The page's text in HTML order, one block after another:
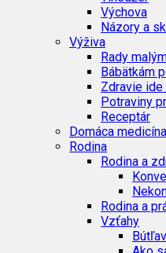
Výchova
Názory a
Výživa
Rady
Bábätkám
Zdravie
Potraviny
Receptár
Domáca medicína
Rodina
Rodina a
Rodina a
Vzťahy